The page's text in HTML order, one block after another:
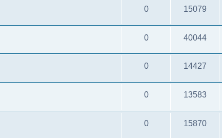
0 15079
0 40044
0 14427
0 13583
0 15870